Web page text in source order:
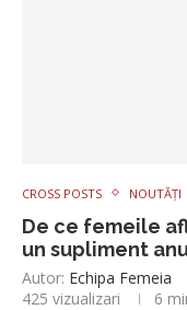
CROSS POSTS NOUTĂȚI
De ce femeile
un supliment
Autor: Echipa Femeia
425 vizualizari 6